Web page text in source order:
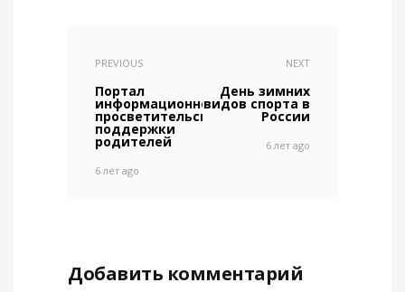
PREVIOUS
Портал
информационно-
просветительской
поддержки
родителей
6 лет ago
NEXT
День зимних
видов спорта в
России
6 лет ago
Добавить комментарий